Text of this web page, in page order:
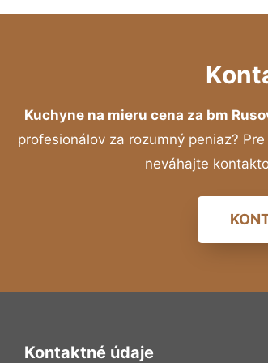
Kuchyne na mieru cena za bm
profesionálov za rozumný peniaz?
neváhajte
Kontaktné údaje